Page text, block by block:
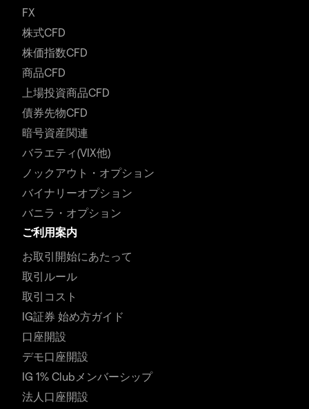
FX
株式CFD
株価指数CFD
商品CFD
上場投資商品CFD
債券先物CFD
暗号資産関連
バラエティ(VIX他)
ノックアウト・オプション
バイナリーオプション
バニラ・オプション
ご利用案内
お取引開始にあたって
取引ルール
取引コスト
IG証券 始め方ガイド
口座開設
デモ口座開設
IG 1% Clubメンバーシップ
法人口座開設